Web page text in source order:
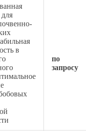
в
по
запросу